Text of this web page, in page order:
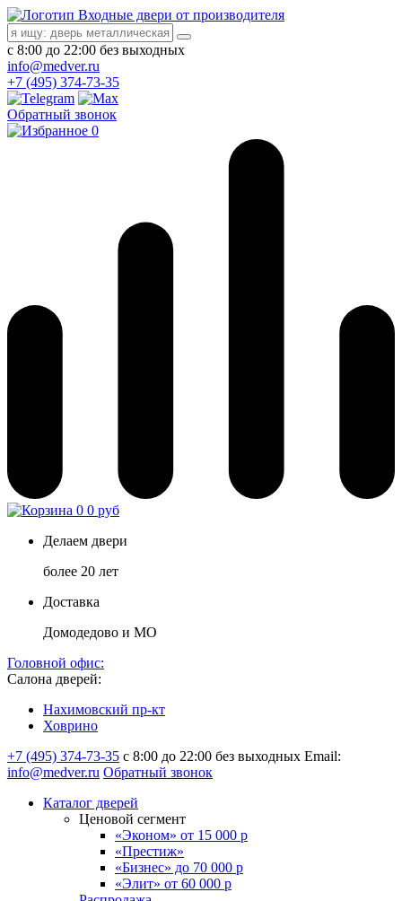
Входные двери от производителя
с 8:00 до 22:00 без выходных
info@medver.ru
+7 (495) 374-73-35
Обратный звонок
0
0 0 руб
Делаем двери
более 20 лет
Доставка
Домодедово и МО
Головной офис:
Салона дверей:
Нахимовский пр-кт
Ховрино
+7 (495) 374-73-35 с 8:00 до 22:00 без выходных Email:
info@medver.ru Обратный звонок
Каталог дверей
Ценовой сегмент
«Эконом» от 15 000 р
«Престиж»
«Бизнес» до 70 000 р
«Элит» от 60 000 р